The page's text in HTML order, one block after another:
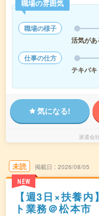
職場の雰囲気
職場の様子
活気があ
仕事の仕方
テキパキ
気になる!
派遣会社
未読
NEW
掲載日 2026/08/05
【週3日×扶養
ト業務＠松本市